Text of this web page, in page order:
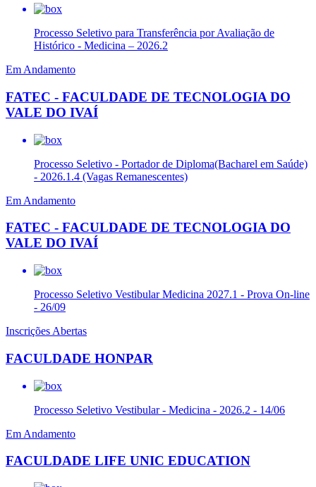
Processo Seletivo para Transferência por Avaliação de
Histórico - Medicina – 2026.2
Em Andamento
FATEC - FACULDADE DE TECNOLOGIA DO
VALE DO IVAÍ
Processo Seletivo - Portador de Diploma(Bacharel em Saúde)
- 2026.1.4 (Vagas Remanescentes)
Em Andamento
FATEC - FACULDADE DE TECNOLOGIA DO
VALE DO IVAÍ
Processo Seletivo Vestibular Medicina 2027.1 - Prova On-line
- 26/09
Inscrições Abertas
FACULDADE HONPAR
Processo Seletivo Vestibular - Medicina - 2026.2 - 14/06
Em Andamento
FACULDADE LIFE UNIC EDUCATION